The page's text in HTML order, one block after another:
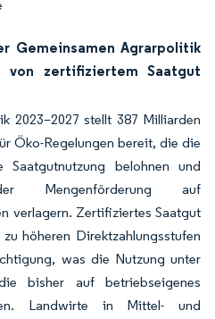
Gemeinsamen Agrarpolitik
von zertifiziertem Saatgut
2023–2027 stellt 387 Milliarden
Öko-Regelungen bereit, die die
Saatgutnutzung belohnen und
Mengenförderung auf
verlagern. Zertifiziertes Saatgut
höheren Direktzahlungsstufen
was die Nutzung unter
bisher auf betriebseigenes
Landwirte in Mittel- und